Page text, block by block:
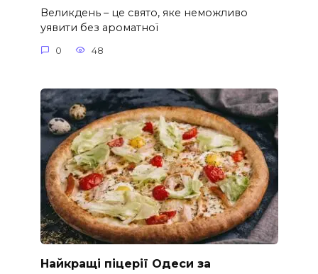
Великдень – це свято, яке неможливо
уявити без ароматної
0 48
Найкращі піцерії Одеси за